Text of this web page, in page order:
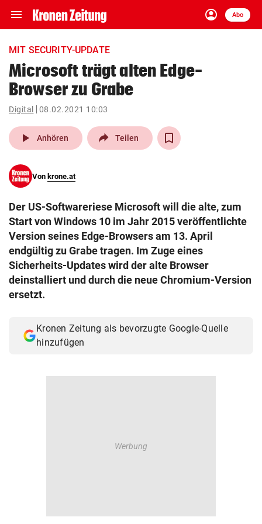
menu Navigation
ein-/ausklappen
account_circle
Anmelden
Abo
close Schließen
account_circle Anmelden
pin_drop
Wien arrow_right
search
eingeben
© Krone Multimedia GmbH & Co KG 2026
Muthgasse 2, 1190 Wien
MIT SECURITY-UPDATE
Microsoft trägt alten Edge-
Browser zu Grabe
Digital 08.02.2021 10:03
play_arrow Anhören Teilen
Von krone.at
Der US-Softwareriese Microsoft will die alte, zum
Start von Windows 10 im Jahr 2015 veröffentlichte
Version seines Edge-Browsers am 13. April
endgültig zu Grabe tragen. Im Zuge eines
Sicherheits-Updates wird der alte Browser
deinstalliert und durch die neue Chromium-Version
ersetzt.
Kronen Zeitung als bevorzugte Google-Quelle
hinzufügen